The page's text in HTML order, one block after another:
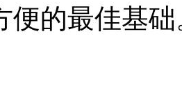
便的最佳基